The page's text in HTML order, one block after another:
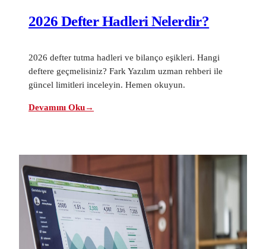
2026 Defter Hadleri Nelerdir?
2026 defter tutma hadleri ve bilanço eşikleri. Hangi
deftere geçmelisiniz? Fark Yazılım uzman rehberi ile
güncel limitleri inceleyin. Hemen okuyun.
Devamını Oku→